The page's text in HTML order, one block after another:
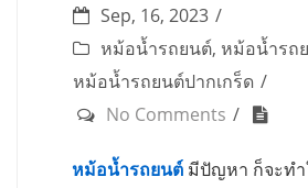
Sep, 16, 2023
หม้อน้ำรถยนต์, หม้อน้ำรถ
หม้อน้ำรถยนต์ปากเกร็ด
No Comments
หม้อน้ำรถยนต์ มีปัญหา ก็จะท